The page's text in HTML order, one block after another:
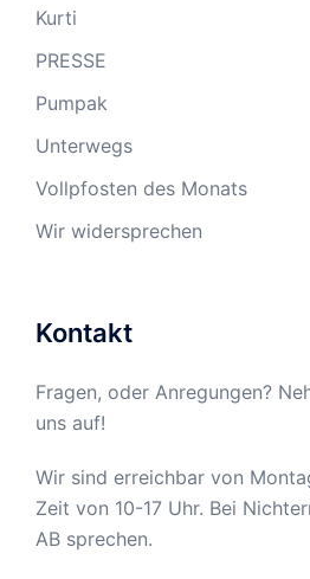
Kurti
PRESSE
Pumpak
Unterwegs
Vollpfosten des Monats
Wir widersprechen
Kontakt
Fragen, oder Anregungen?
uns auf!
Wir sind erreichbar von
Zeit von 10-17 Uhr. Bei
AB sprechen.